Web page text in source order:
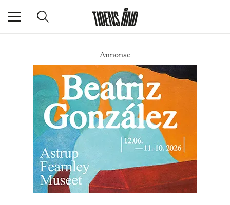
Ukens oppfølger: Gladiator II
Annonse